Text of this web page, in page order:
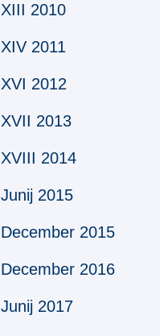
2010
2011
2012
2013
2014
2015
2015
2016
2017